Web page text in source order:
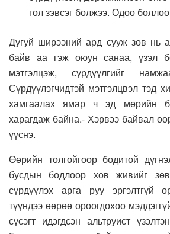
гол зэвсэг болжээ. Одоо
Дугуй ширээний ард сууж зөв нь
байв аа гэж оюун санаа, үзэл
мэтгэлцэж, сүрдүүлгийг
Сүрдүүлэгчидтэй мэтгэлцвэл тэд
хамгаалах ямар ч эд мөрийн
харагдаж байна.- Хэрвээ байвал
үүснэ.
Өөрийн толгойгоор бодитой
бусдын бодлоор хов живийг
сүрдүүлэх арга руу эргэлтгүй
түүндээ өөрөө ороогдохоо
сүсэгт идэгдсэн альтруист